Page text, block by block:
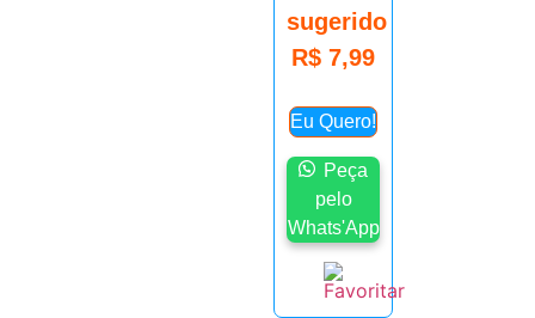
sugerido
R$ 7,99
Eu Quero!
Peça
pelo
Whats'App